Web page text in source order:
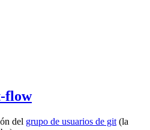
flow
del grupo de usuarios de git (la